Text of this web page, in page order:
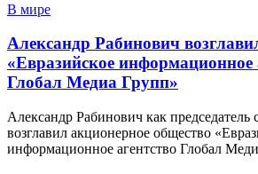
В мире
Александр Рабинович
«Евразийское информационное
Глобал Медиа Групп»
Александр Рабинович как председатель
возглавил акционерное общество
информационное агентство Глобал